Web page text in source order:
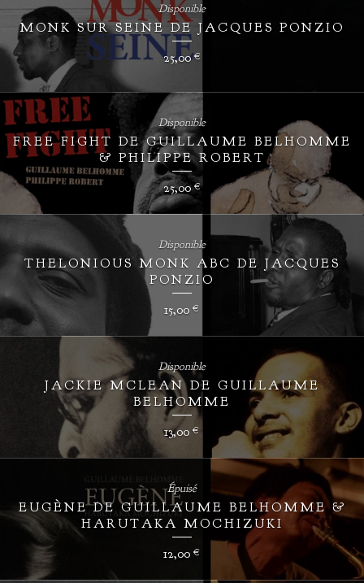
MONK SUR SEINE DE JACQUES PONZIO
25,00€
Disponible
FREE FIGHT DE GUILLAUME BELHOMME
& PHILIPPE ROBERT
25,00€
Disponible
THELONIOUS MONK ABC DE JACQUES
PONZIO
15,00 €
Disponible
JACKIE MCLEAN DE GUILLAUME
BELHOMME
13,00 €
Disponible
EUGÈNE DE GUILLAUME BELHOMME &
HARUTAKA MOCHIZUKI
12,00 €
Épuisé